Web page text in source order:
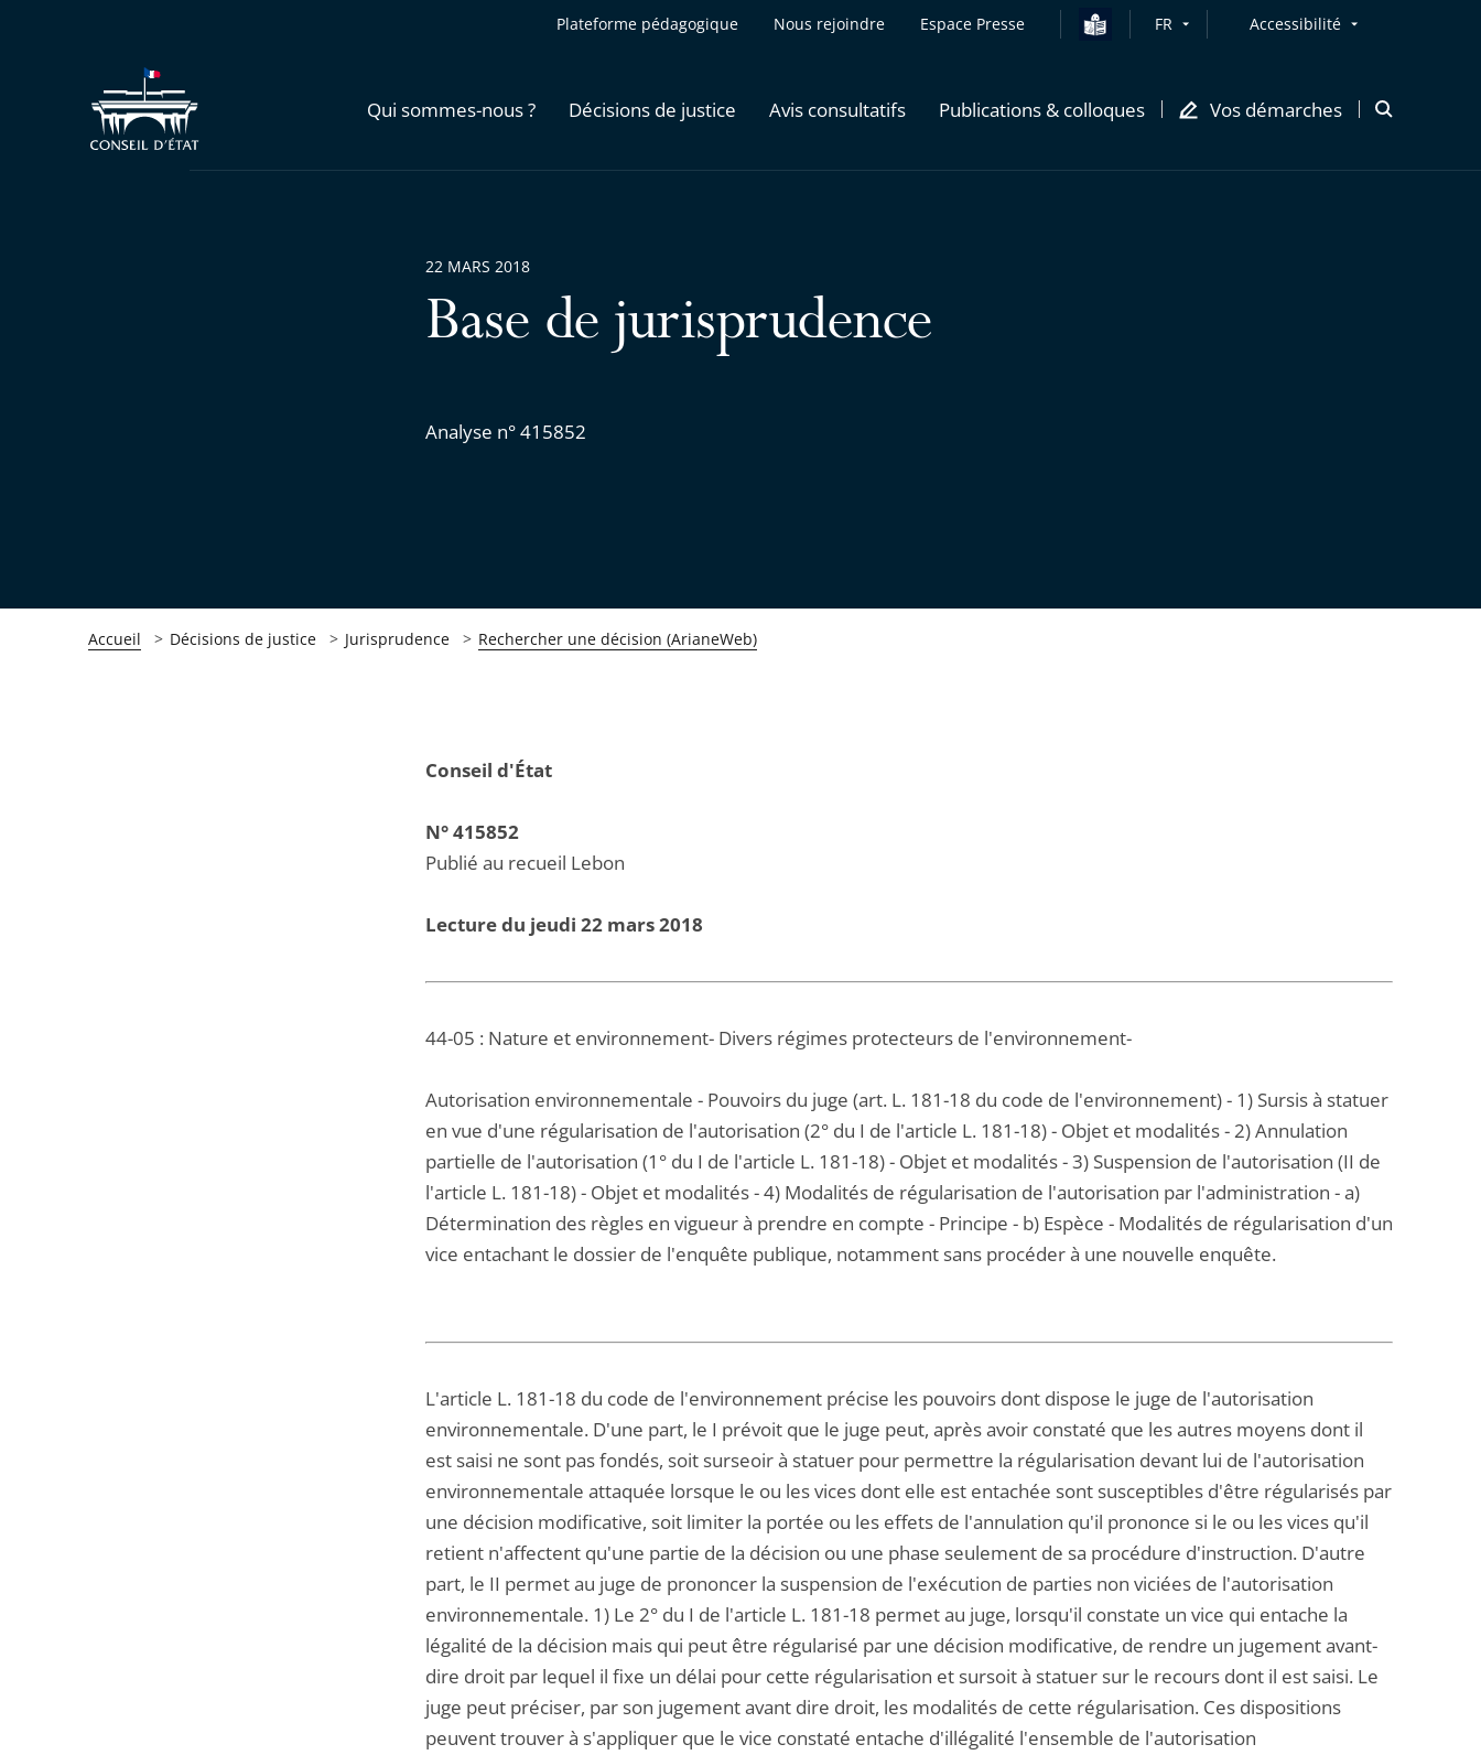
Plateforme pédagogique Nous rejoindre Espace Presse FR Accessibilité
Qui sommes-nous ? Décisions de justice Avis consultatifs Publications & colloques Vos démarches
Ouvrir
Base de jurisprudence
Analyse n° 415852
22 MARS 2018
Accueil Décisions de justice Jurisprudence Rechercher une décision (ArianeWeb)
Conseil d'État
N° 415852
Publié au recueil Lebon
Lecture du jeudi 22 mars 2018
44-05 : Nature et environnement- Divers régimes protecteurs de l'environnement-
Autorisation environnementale - Pouvoirs du juge (art. L. 181-18 du code de l'environnement) - 1) Sursis à statuer
en vue d'une régularisation de l'autorisation (2° du I de l'article L. 181-18) - Objet et modalités - 2) Annulation
partielle de l'autorisation (1° du I de l'article L. 181-18) - Objet et modalités - 3) Suspension de l'autorisation (II de
l'article L. 181-18) - Objet et modalités - 4) Modalités de régularisation de l'autorisation par l'administration - a)
Détermination des règles en vigueur à prendre en compte - Principe - b) Espèce - Modalités de régularisation d'un
vice entachant le dossier de l'enquête publique, notamment sans procéder à une nouvelle enquête.
L'article L. 181-18 du code de l'environnement précise les pouvoirs dont dispose le juge de l'autorisation
environnementale. D'une part, le I prévoit que le juge peut, après avoir constaté que les autres moyens dont il
est saisi ne sont pas fondés, soit surseoir à statuer pour permettre la régularisation devant lui de l'autorisation
environnementale attaquée lorsque le ou les vices dont elle est entachée sont susceptibles d'être régularisés par
une décision modificative, soit limiter la portée ou les effets de l'annulation qu'il prononce si le ou les vices qu'il
retient n'affectent qu'une partie de la décision ou une phase seulement de sa procédure d'instruction. D'autre
part, le II permet au juge de prononcer la suspension de l'exécution de parties non viciées de l'autorisation
environnementale. 1) Le 2° du I de l'article L. 181-18 permet au juge, lorsqu'il constate un vice qui entache la
légalité de la décision mais qui peut être régularisé par une décision modificative, de rendre un jugement avant-
dire droit par lequel il fixe un délai pour cette régularisation et sursoit à statuer sur le recours dont il est saisi. Le
juge peut préciser, par son jugement avant dire droit, les modalités de cette régularisation. Ces dispositions
peuvent trouver à s'appliquer que le vice constaté entache d'illégalité l'ensemble de l'autorisation